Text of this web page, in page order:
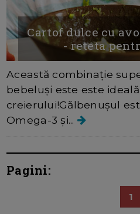
Cartof dulce cu
- reteta
Această combinație
bebeluși este este
creierului!Gălbenușul
Omega-3 și...
Pagini:
1